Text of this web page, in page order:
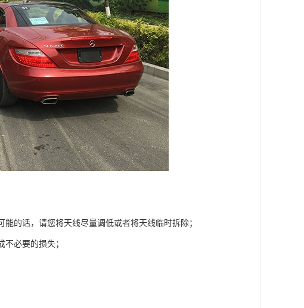
的话，请您将天线尽量调低或者将天线临时拆除；
必要的损失；